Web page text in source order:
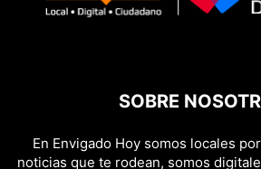
SOBRE
En Envigado Hoy somos locales
noticias que te rodean, somos